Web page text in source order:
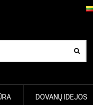
DOVANŲ IDEJOS